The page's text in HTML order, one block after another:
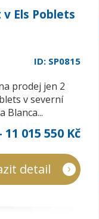
Els Poblets
ID: SP0815
prodej jen 2
v severní
Blanca...
11 015 550 Kč
detail